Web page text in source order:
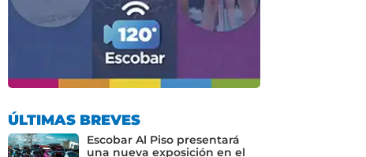
ÚLTIMAS BREVES
Escobar Al Piso presentará
una nueva exposición en el